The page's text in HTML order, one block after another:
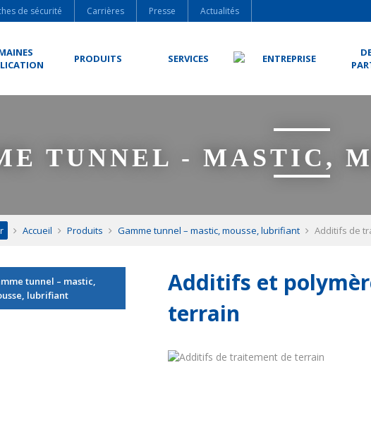
de sécurité Carrières Presse Actualités
PRODUITS SERVICES ENTREPRISE
TUNNEL - MASTIC,
Accueil Produits Gamme tunnel – mastic, mousse, lubrifiant Additifs de
tunnel – mastic,
lubrifiant
Additifs et
terrain